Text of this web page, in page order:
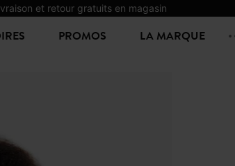
et retour gratuits en magasin
PROMOS LA MARQUE